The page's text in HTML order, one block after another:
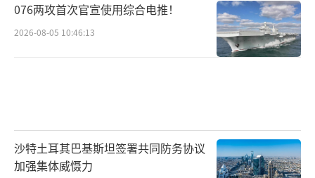
076两攻首次官宣使用综合电推！
2026-08-05 10:46:13
沙特土耳其巴基斯坦签署共同防务协议
加强集体威慑力